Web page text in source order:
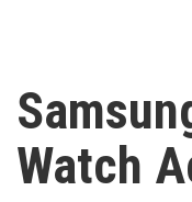
Watch